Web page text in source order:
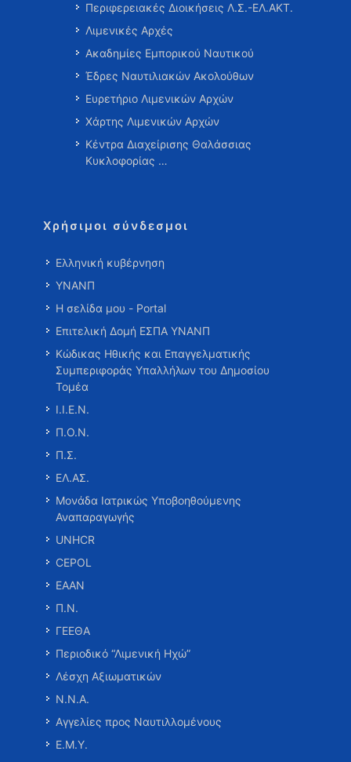
Περιφερειακές Διοικήσεις Λ.Σ.-ΕΛ.ΑΚΤ.
Λιμενικές Αρχές
Ακαδημίες Εμπορικού Ναυτικού
Έδρες Ναυτιλιακών Ακολούθων
Ευρετήριο Λιμενικών Αρχών
Χάρτης Λιμενικών Αρχών
Κέντρα Διαχείρισης Θαλάσσιας
Κυκλοφορίας …
Χρήσιμοι σύνδεσμοι
Ελληνική κυβέρνηση
ΥΝΑΝΠ
Η σελίδα μου - Portal
Επιτελική Δομή ΕΣΠΑ ΥΝΑΝΠ
Κώδικας Ηθικής και Επαγγελματικής
Συμπεριφοράς Υπαλλήλων του Δημοσίου
Τομέα
Ι.Ι.Ε.Ν.
Π.Ο.Ν.
Π.Σ.
ΕΛ.ΑΣ.
Μονάδα Ιατρικώς Υποβοηθούμενης
Αναπαραγωγής
UNHCR
CEPOL
ΕΑΑΝ
Π.Ν.
ΓΕΕΘΑ
Περιοδικό “Λιμενική Ηχώ”
Λέσχη Αξιωματικών
Ν.Ν.Α.
Αγγελίες προς Ναυτιλλομένους
Ε.Μ.Υ.